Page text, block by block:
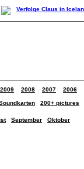
2009 2008 2007 2006
200+ pictures
September Oktober